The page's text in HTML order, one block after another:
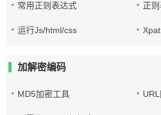
常用正则表达式 正
运行Js/html/css
加解密编码
MD5加密工具